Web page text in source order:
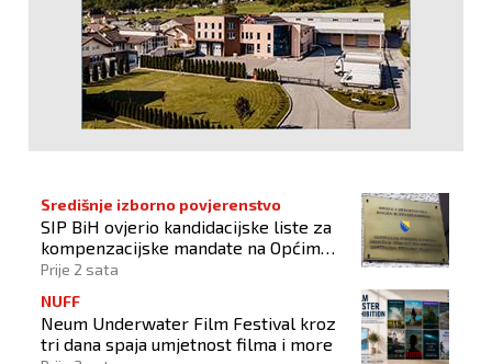
Središnje izborno povjerenstvo
SIP BiH ovjerio kandidacijske liste za
kompenzacijske mandate na Općim
izborima 2026
Prije 2 sata
NUFF
Neum Underwater Film Festival kroz
tri dana spaja umjetnost filma i more